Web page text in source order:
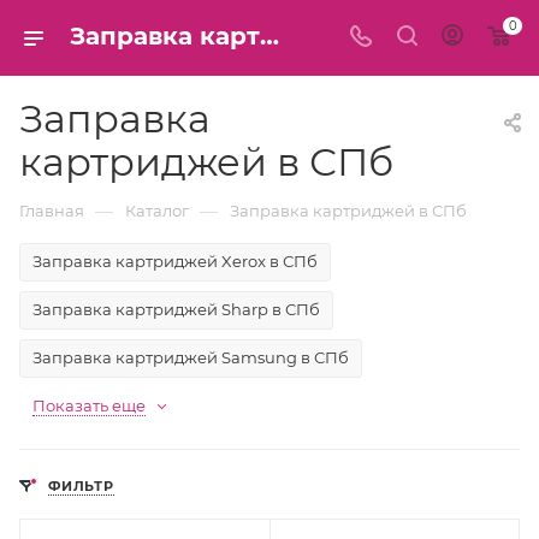
Заправка картриджей в СПб 0
Заправка
картриджей в СПб
Главная — Каталог — Заправка картриджей в СПб
Заправка картриджей Xerox в СПб
Заправка картриджей Sharp в СПб
Заправка картриджей Samsung в СПб
Показать еще
ФИЛЬТР